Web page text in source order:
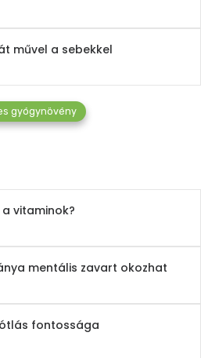
művel a sebekkel
gyógynövény
vitaminok?
mentális zavart okozhat
fontossága